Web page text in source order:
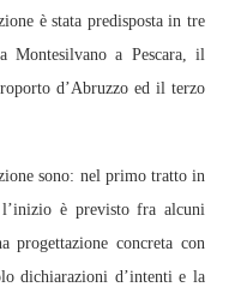
è stata predisposta in tre
a Pescara, il
d’Abruzzo ed il terzo
sono: nel primo tratto in
l’inizio è previsto fra alcuni
progettazione concreta con
dichiarazioni d’intenti e la